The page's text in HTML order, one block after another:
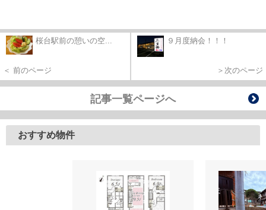
桜台駅前の憩いの空...
＜ 前のページ
９月度納会！！！
＞次のページ
記事一覧ページへ
おすすめ物件